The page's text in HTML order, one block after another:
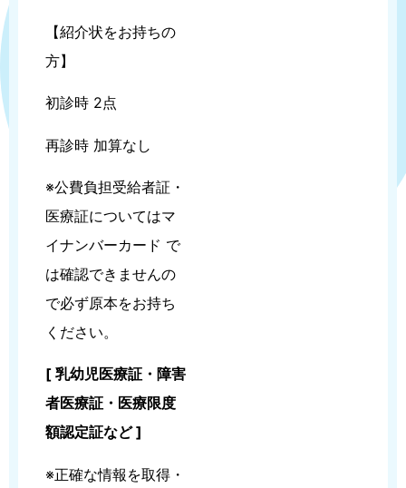
【紹介状をお持ちの
方】
初診時 2点
再診時 加算なし
※公費負担受給者証・
医療証についてはマ
イナンバーカード で
は確認できませんの
で必ず原本をお持ち
ください。
[ 乳幼児医療証・障害
者医療証・医療限度
額認定証など ]
※正確な情報を取得・